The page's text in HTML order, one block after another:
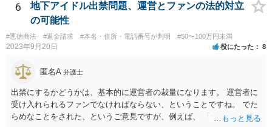
てこない場合、裁判所に提訴することを検討する必要があります。 セ
ンターの方で、消費者事件を取り扱っている弁護士の紹介を受けられ
ないか一度確認してみてください。
6
地下アイドル出禁問題、運営とファンの法的対立
の可能性
#悪徳商法 #返金請求 #本名・住所・電話番号が判明 #50〜100万円未満
2023年9月20日 役にたった 8
匿名A 弁護士
出禁にするかどうかは、基本的に運営者の裁量になります。 運営者に
受け入れられるファンでなければならない、ということですね。 でた
らめなことをされた、というご意見ですが、例えば、 「サービスを購